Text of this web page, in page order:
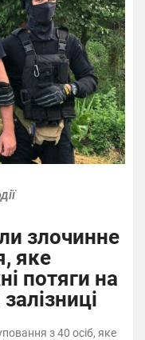
злочинне
яке
потяги на
з 40 осіб, яке